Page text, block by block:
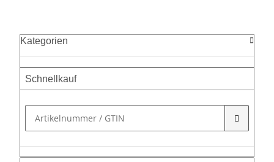
Kategorien
Schnellkauf